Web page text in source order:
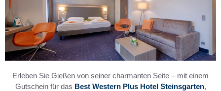
Erleben Sie Gießen von seiner charmanten Seite – mit einem
Gutschein für das Best Western Plus Hotel Steinsgarten,